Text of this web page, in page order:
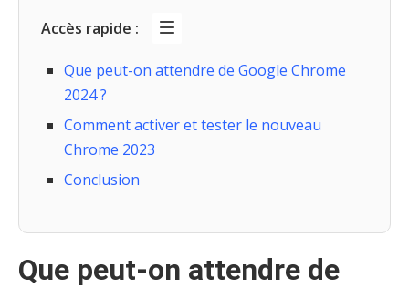
Accès rapide :
Que peut-on attendre de Google Chrome
2024 ?
Comment activer et tester le nouveau
Chrome 2023
Conclusion
Que peut-on attendre de